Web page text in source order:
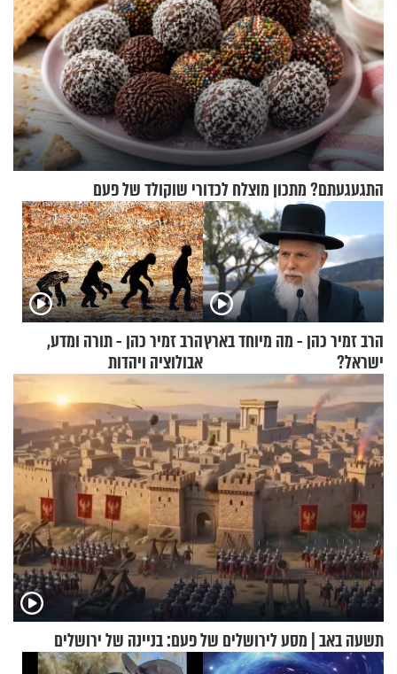
התגעגעתם? מתכון מוצלח לכדורי שוקולד של פעם
הרב זמיר כהן - מה מיוחד בארץ
ישראל?
הרב זמיר כהן - תורה ומדע,
אבולוציה ויהדות
תשעה באב | מסע לירושלים של פעם: בניינה של ירושלים